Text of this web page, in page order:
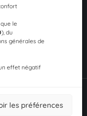
le
), du
générales de
effet négatif
les préférences